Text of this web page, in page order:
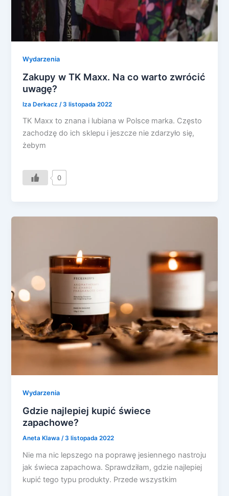
Wydarzenia
Zakupy w TK Maxx. Na co warto zwrócić
uwagę?
Iza Derkacz /3 listopada 2022
TK Maxx to znana i lubiana w Polsce marka. Często
zachodzę do ich sklepu i jeszcze nie zdarzyło się,
żebym
0
Wydarzenia
Gdzie najlepiej kupić świece
zapachowe?
Aneta Klawa /3 listopada 2022
Nie ma nic lepszego na poprawę jesiennego nastroju
jak świeca zapachowa. Sprawdziłam, gdzie najlepiej
kupić tego typu produkty. Przede wszystkim